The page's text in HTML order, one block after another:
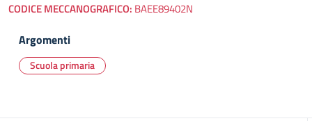
CODICE MECCANOGRAFICO: BAEE89402N
Argomenti
Scuola primaria